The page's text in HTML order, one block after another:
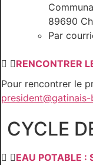
89690
Par
RENCONTRER
Pour rencontrer le
CYCLE
EAU POTABLE :